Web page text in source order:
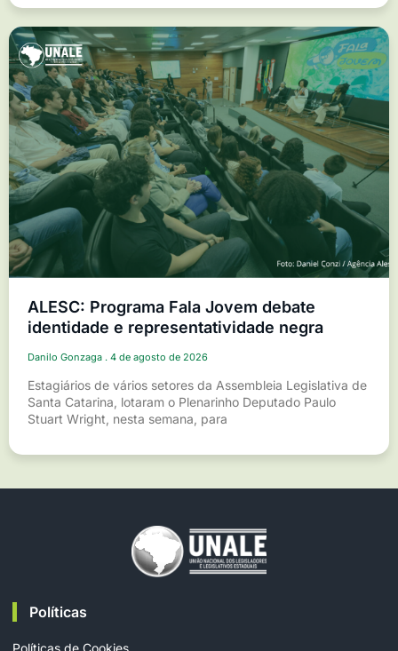
ALESC: Programa Fala Jovem debate
identidade e representatividade negra
Danilo Gonzaga 4 de agosto de 2026
Estagiários de vários setores da Assembleia Legislativa de
Santa Catarina, lotaram o Plenarinho Deputado Paulo
Stuart Wright, nesta semana, para
Políticas